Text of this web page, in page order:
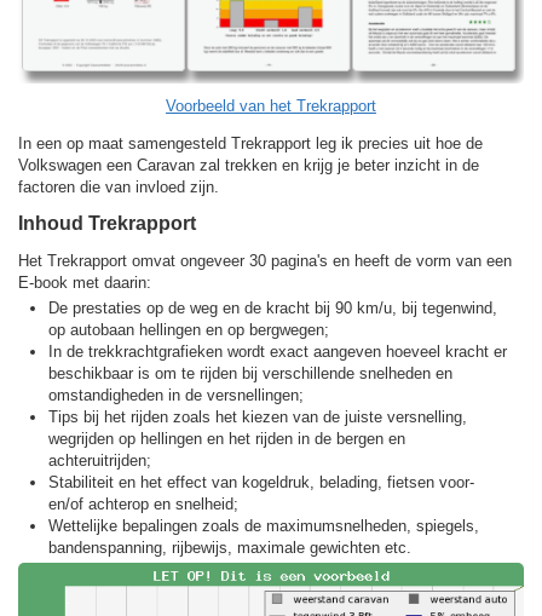
Voorbeeld van het Trekrapport
In een op maat samengesteld Trekrapport leg ik precies uit hoe de
Volkswagen een Caravan zal trekken en krijg je beter inzicht in de
factoren die van invloed zijn.
Inhoud Trekrapport
Het Trekrapport omvat ongeveer 30 pagina's en heeft de vorm van een
E-book met daarin:
De prestaties op de weg en de kracht bij 90 km/u, bij tegenwind,
op autobaan hellingen en op bergwegen;
In de trekkracht­grafieken wordt exact aangeven hoeveel kracht er
beschikbaar is om te rijden bij verschillende snelheden en
omstandigheden in de versnellingen;
Tips bij het rijden zoals het kiezen van de juiste versnelling,
wegrijden op hellingen en het rijden in de bergen en
achteruitrijden;
Stabiliteit en het effect van kogeldruk, belading, fietsen voor-
en/of achterop en snelheid;
Wettelijke bepalingen zoals de maximumsnelheden, spiegels,
bandenspanning, rijbewijs, maximale gewichten etc.